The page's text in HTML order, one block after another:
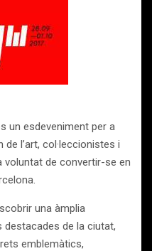
un esdeveniment per a
l’art, col·leccionistes i
voluntat de convertir-se en
una àmplia
de la ciutat,
emblemàtics,